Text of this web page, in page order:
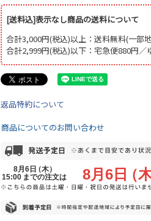
[送料込]表示なし商品の送料について
合計3,000円(税込)以上：送料無料(一部
合計2,999円(税込)以下：宅急便880円／
返品特約について
商品についてのお問い合わせ